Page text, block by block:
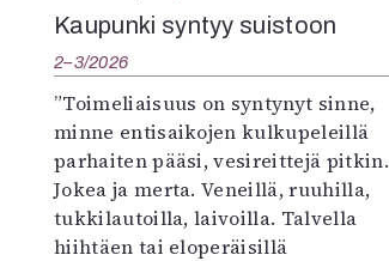
Kaupunki syntyy suistoon
2–3/2026
”Toimeliaisuus on syntynyt sinne,
minne entisaikojen kulkupeleillä
parhaiten pääsi, vesireittejä pitkin.
Jokea ja merta. Veneillä, ruuhilla,
tukkilautoilla, laivoilla. Talvella
hiihtäen tai eloperäisillä